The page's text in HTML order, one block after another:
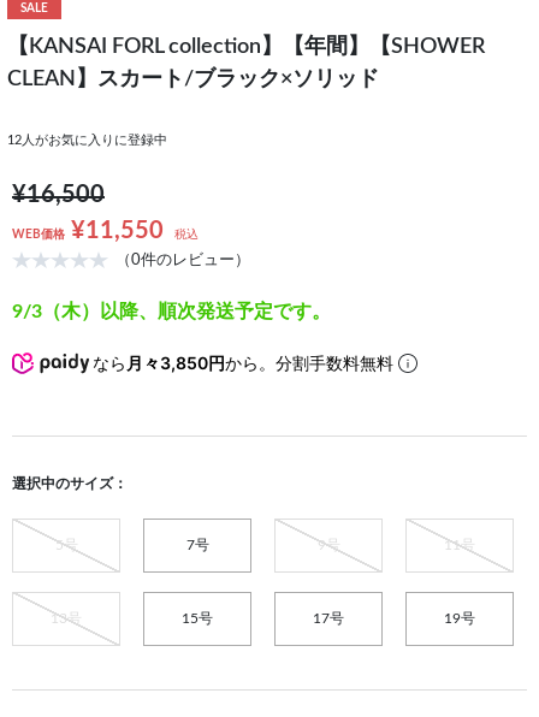
SALE
【KANSAI FORL collection】【年間】【SHOWER
CLEAN】スカート/ブラック×ソリッド
12 人がお気に入りに登録中
¥16,500
WEB価格 ¥11,550 税込
（0件のレビュー）
9/3（木）以降、順次発送予定です。
なら 月々3,850円から。分割手数料無料
選択中のサイズ：
5号 7号 9号 11号
13号 15号 17号 19号